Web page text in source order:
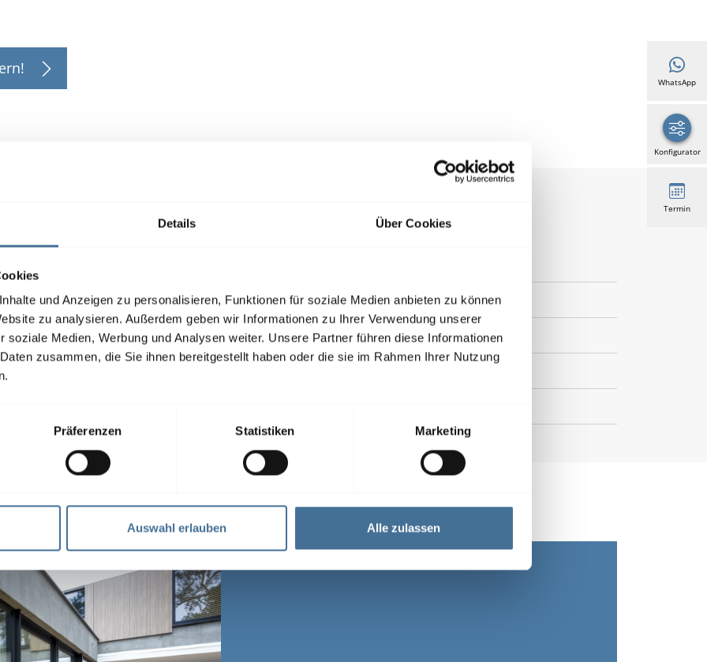
Details Über Cookies
und Anzeigen zu personalisieren, Funktionen für soziale Medien anbieten zu können
zu analysieren. Außerdem geben wir Informationen zu Ihrer Verwendung unserer
soziale Medien, Werbung und Analysen weiter. Unsere Partner führen diese Informationen
zusammen, die Sie ihnen bereitgestellt haben oder die sie im Rahmen Ihrer Nutzung
Präferenzen Statistiken Marketing
Auswahl erlauben Alle zulassen
Fenster, Festverglasung, Türen
Wandmontage
WhatsApp
Konfigurator
Termin